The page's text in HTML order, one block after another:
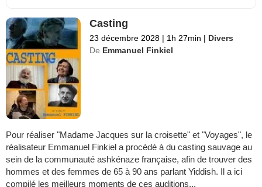
Casting
23 décembre 2028 | 1h 27min | Divers
De Emmanuel Finkiel
Pour réaliser "Madame Jacques sur la croisette" et "Voyages", le
réalisateur Emmanuel Finkiel a procédé à du casting sauvage au
sein de la communauté ashkénaze française, afin de trouver des
hommes et des femmes de 65 à 90 ans parlant Yiddish. Il a ici
compilé les meilleurs moments de ces auditions...